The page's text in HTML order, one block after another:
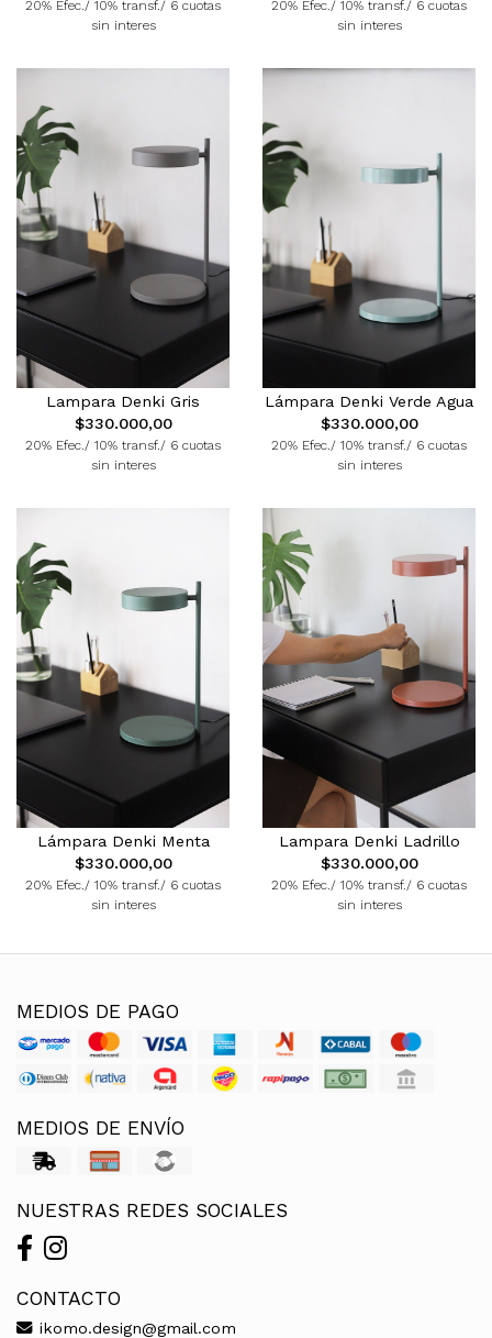
20% Efec./ 10% transf./ 6 cuotas
sin interes
20% Efec./ 10% transf./ 6 cuotas
sin interes
Lampara Denki Gris
$330.000,00
20% Efec./ 10% transf./ 6 cuotas
sin interes
Lámpara Denki Verde Agua
$330.000,00
20% Efec./ 10% transf./ 6 cuotas
sin interes
Lámpara Denki Menta
$330.000,00
20% Efec./ 10% transf./ 6 cuotas
sin interes
Lampara Denki Ladrillo
$330.000,00
20% Efec./ 10% transf./ 6 cuotas
sin interes
MEDIOS DE PAGO
MEDIOS DE ENVÍO
NUESTRAS REDES SOCIALES
CONTACTO
ikomo.design@gmail.com